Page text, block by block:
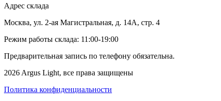
Адрес склада
Москва, ул. 2-ая Магистральная, д. 14А, стр. 4
Режим работы склада: 11:00-19:00
Предварительная запись по телефону обязательна.
2026 Argus Light, все права защищены
Политика конфиденциальности